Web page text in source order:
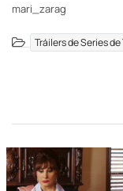
mari_zarag
Tráilers de Series